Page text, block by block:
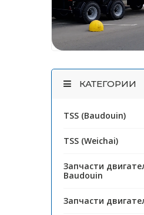
КАТЕГОРИИ
TSS (Baudouin)
TSS (Weichai)
Запчасти
Baudouin
Запчасти